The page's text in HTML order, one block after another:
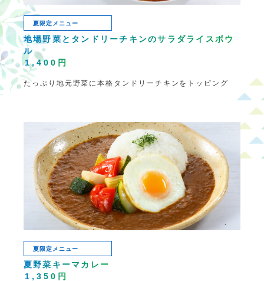
夏限定メニュー
地場野菜とタンドリーチキンのサラダライスボウ
ル
1,400円
たっぷり地元野菜に本格タンドリーチキンをトッピング
夏限定メニュー
夏野菜キーマカレー
1,350円